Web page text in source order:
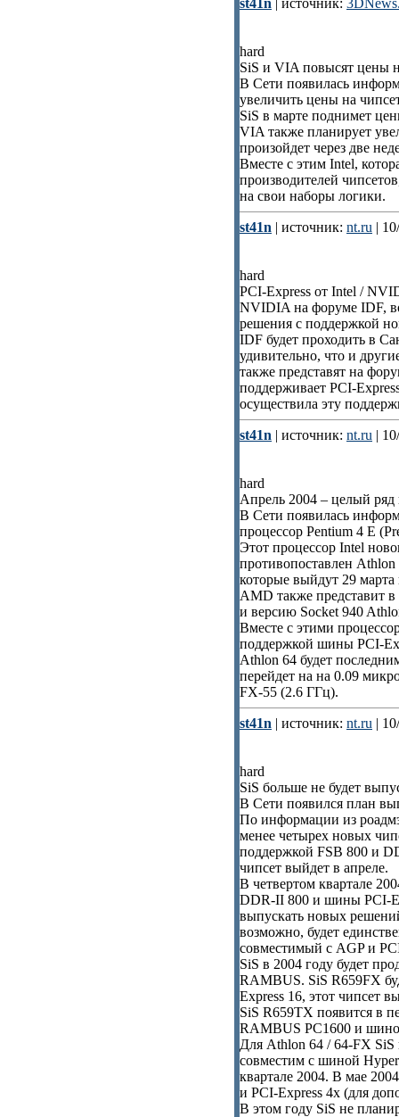
st41n | источник:
hard
SiS и VIA повысят цены
В Сети появилась
увеличить цены на
SiS в марте поднимет
VIA также планирует
произойдет через две
Вместе с этим Intel,
производителей
на свои наборы логики.
st41n | источник: nt.ru |
hard
PCI-Express от Intel /
NVIDIA на форуме IDF,
решения с поддержкой
IDF будет проходить в
удивительно, что и
также представят на
поддерживает PCI-
осуществила эту
st41n | источник: nt.ru |
hard
Апрель 2004 – целый ряд
В Сети появилась
процессор Pentium 4 E
Этот процессор Intel
противопоставлен
которые выйдут 29 марта
AMD также представит
и версию Socket 940
Вместе с этими
поддержкой шины PCI-
Athlon 64 будет
перейдет на на 0.09
FX-55 (2.6 ГГц).
st41n | источник: nt.ru |
hard
SiS больше не будет
В Сети появился план
По информации из
менее четырех новых
поддержкой FSB 800 и
чипсет выйдет в апреле.
В четвертом квартале
DDR-II 800 и шины PCI-
выпускать новых
возможно, будет
совместимый с AGP и
SiS в 2004 году будет
RAMBUS. SiS R659FX
Express 16, этот чипсет
SiS R659TX появится в
RAMBUS PC1600 и
Для Athlon 64 / 64-FX SiS
совместим с шиной
квартале 2004. В мае
и PCI-Express 4x (для
В этом году SiS не